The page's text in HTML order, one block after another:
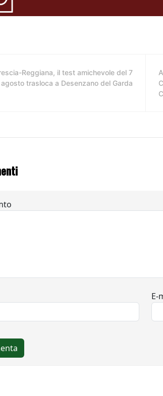
Reggiana, il test amichevole del 7
agosto trasloca a Desenzano del Garda